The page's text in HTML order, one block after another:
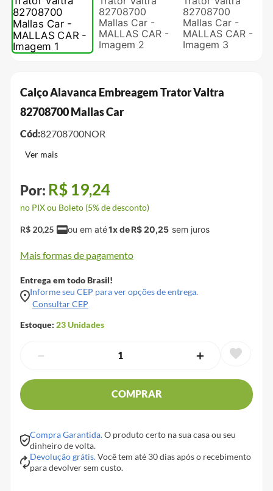
Calço Alavanca Embreagem Trator Valtra
82708700 Mallas Car
Cód:82708700NOR
R$ 19,24
no PIX ou Boleto (5% de desconto)
R$ 20,25 1x deR$20,25
Mais formas de pagamento
Entrega em todo Brasil!
Informe seu CEP para ver opções de entrega.
Consultar CEP
Estoque: 23Unidades
＋
－
COMPRAR
Compra Garantida.O produto certo na sua casa ou seu
dinheiro de volta.
Devolução grátis.Você tem até 30 dias após o recebimento
para devolver sem custo.